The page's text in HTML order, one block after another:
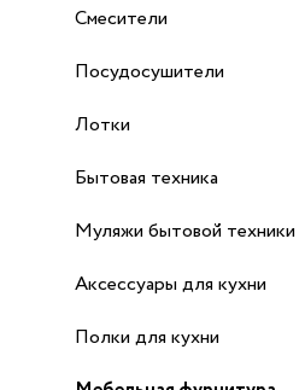
Смесители
Посудосушители
Лотки
Бытовая техника
Муляжи бытовой техники
Аксессуары для кухни
Полки для кухни